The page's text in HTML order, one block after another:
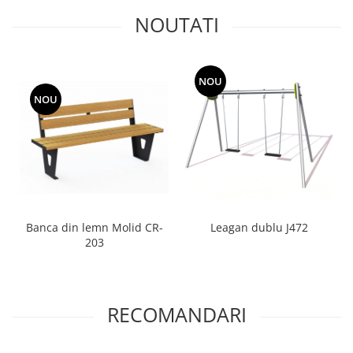
Echipamente persoane cu
dizabilitati
Echipament muzical
Animale din cauciuc
SPORT SI FITNESS
Baschet
Fotbal si Handbal
Terenuri Multisport
NOUTATI
NOU
Banca din lemn Molid CR-
203
NOU
Leagan dublu J472
RECOMANDARI